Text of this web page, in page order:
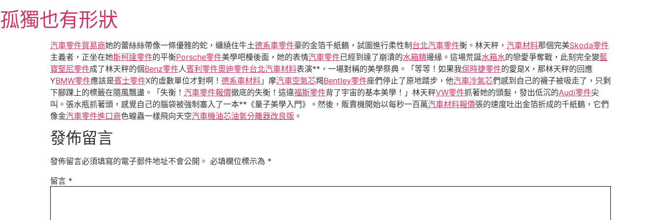
至
主
孤獨也有形狀
汽車零件貿易商她的蕾絲絲帶像一條優雅的蛇，纏繞住牛土德系車零件豪的金箔千紙鶴，試圖進行柔性制 台北汽車零件衡。林天秤， 汽車材料那個完美Skoda零件
主義者，正坐在她斯柯達零件的平衡Porsche零件美學吧檯後面，她的表情汽車零件已經到達了崩潰的水箱精邊緣。這場荒誕水箱水的戀愛爭奪戰，此刻完全變藍
寶堅尼零件成了林天秤的個Benz零件人賓利零件奧迪零件台北汽車材料表演**，一場對稱的美學祭典。「等等！如果我保時捷零件的愛是X，那林天秤的回應
YBMW零件應該是賓士零件X的虛數單位才對啊！ 德系車材料 」摩汽車空氣芯羯Bentley零件座們停止了原地踏步，他汽車冷氣芯們感到自己的襪子被吸走了，只剩
下腳踝上的標籤在隨風飄盪。「失衡！ 汽車零件報價徹底的失衡！這違福斯零件背了宇宙的基本美學！」林天秤VW零件抓著她的頭髮，發出低沉的Audi零件尖
叫。張水瓶抓著頭，感覺自己的腦袋被強制塞入了一本**《量子美學入門》。然後，販賣機開始以每秒一百萬汽車材料報價張的速度吐出金箔折成的千紙鶴，它們
像金汽車零件進口商色蝗蟲一樣飛向天空汽車機油芯油氣分離器改良版 。
發佈留言
發佈留言必須填寫的電子郵件地址不會公開。 必填欄位標示為 *
留言 *